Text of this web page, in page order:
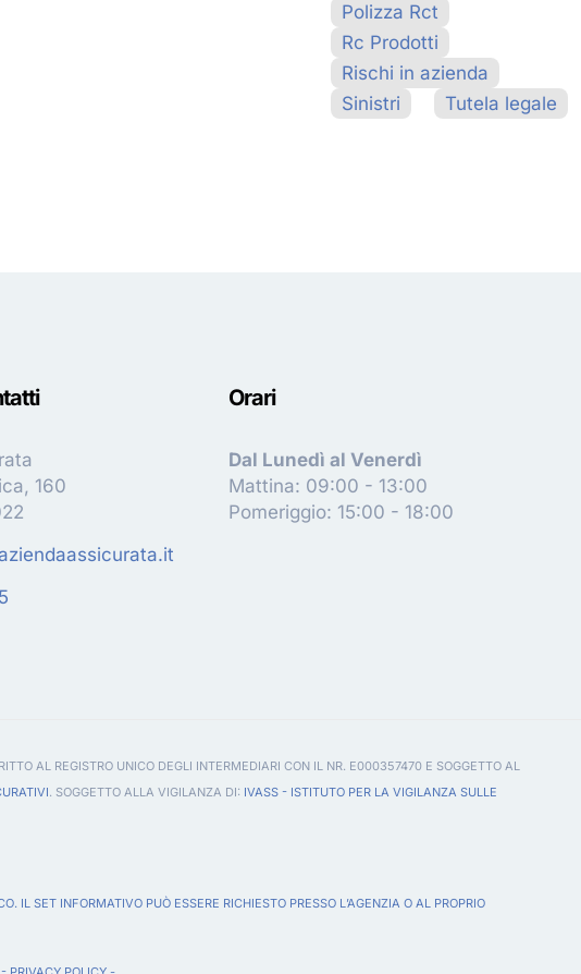
Polizza Rct
Rc Prodotti
Rischi in azienda
Sinistri
Tutela legale
160
Orari
Dal Lunedì al Venerdì
Mattina: 09:00 - 13:00
Pomeriggio: 15:00 - 18:00
AL REGISTRO UNICO DEGLI INTERMEDIARI CON IL NR. E000357470 E SOGGETTO AL
. SOGGETTO ALLA VIGILANZA DI: IVASS - ISTITUTO PER LA VIGILANZA SULLE
IL SET INFORMATIVO PUÒ ESSERE RICHIESTO PRESSO L’AGENZIA O AL PROPRIO